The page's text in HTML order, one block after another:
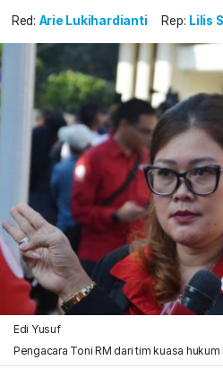
Red: Arie Lukihardianti Rep: Lilis
Edi Yusuf
Pengacara Toni RM dari tim kuasa